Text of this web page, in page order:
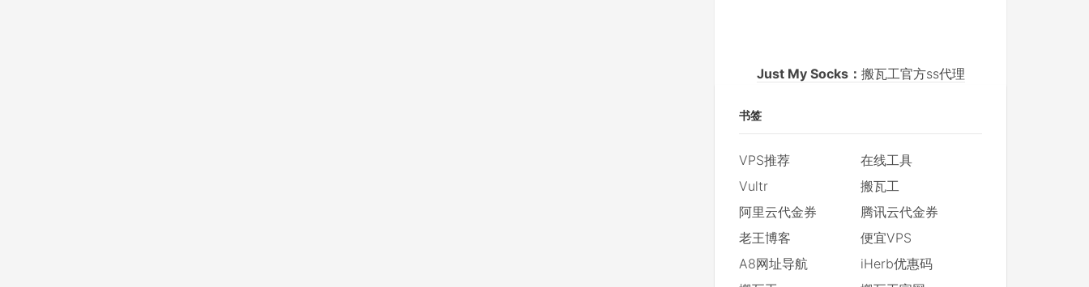
Just My Socks： 搬瓦工官方ss代理
书签
VPS推荐
在线工具
Vultr
搬瓦工
阿里云代金券
腾讯云代金券
老王博客
便宜VPS
A8网址导航
iHerb优惠码